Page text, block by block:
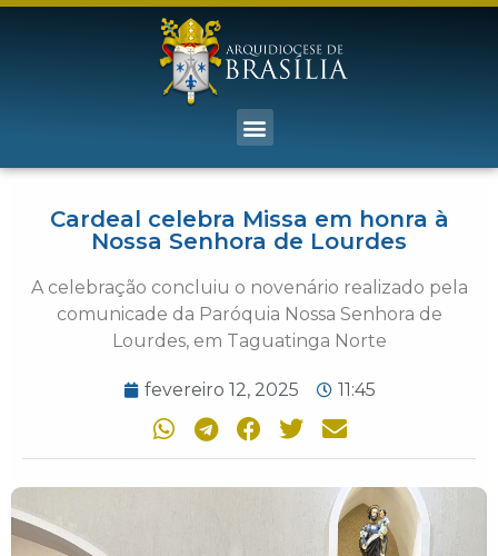
Cardeal celebra Missa em honra à
Nossa Senhora de Lourdes
A celebração concluiu o novenário realizado pela
comunicade da Paróquia Nossa Senhora de
Lourdes, em Taguatinga Norte
fevereiro 12, 2025 11:45